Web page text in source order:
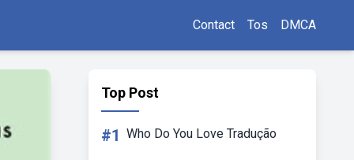
Contact Tos DMCA
Top Post
#1 Who Do You Love Tradução